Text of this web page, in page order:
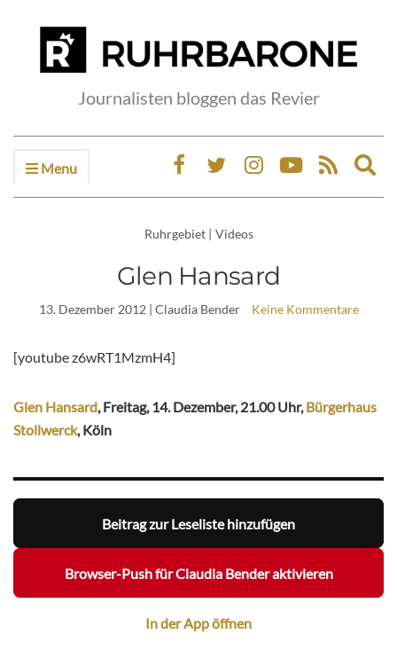
Journalisten bloggen das Revier
Menu
Ruhrgebiet | Videos
Glen Hansard
13. Dezember 2012| Claudia Bender Keine Kommentare
[youtube z6wRT1MzmH4]
Glen Hansard, Freitag, 14. Dezember, 21.00 Uhr,Bürgerhaus
Stollwerck, Köln
Beitrag zur Leseliste hinzufügen
Browser-Push für Claudia Bender aktivieren
In der App öffnen